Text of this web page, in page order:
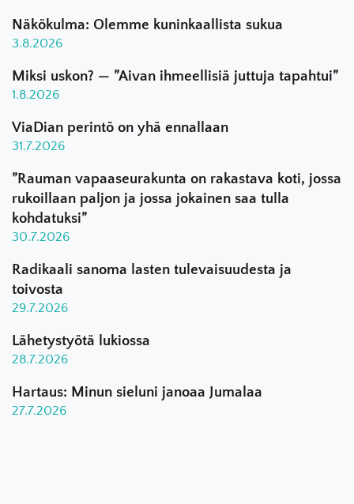
Näkökulma: Olemme kuninkaallista sukua
3.8.2026
Miksi uskon? — ”Aivan ihmeellisiä juttuja tapahtui”
1.8.2026
ViaDian perintö on yhä ennallaan
31.7.2026
”Rauman vapaaseurakunta on rakastava koti, jossa
rukoillaan paljon ja jossa jokainen saa tulla
kohdatuksi”
30.7.2026
Radikaali sanoma lasten tulevaisuudesta ja
toivosta
29.7.2026
Lähetystyötä lukiossa
28.7.2026
Hartaus: Minun sieluni janoaa Jumalaa
27.7.2026